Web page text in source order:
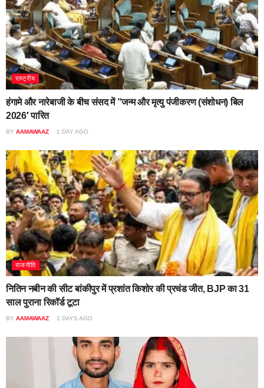
राष्ट्रीय
हंगामे और नारेबाजी के बीच संसद में ”जन्म और मृत्यु पंजीकरण (संशोधन) बिल
2026′ पारित
BY AAMAWAAZ 1 DAY AGO
राजनीति
नितिन नबीन की सीट बांकीपुर में प्रशांत किशोर की प्रचंड जीत, BJP का 31
साल पुराना रिकॉर्ड टूटा
BY AAMAWAAZ 2 DAYS AGO